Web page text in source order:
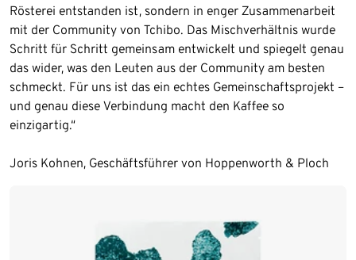
Rösterei entstanden ist, sondern in enger Zusammenarbeit
mit der Community von Tchibo. Das Mischverhältnis wurde
Schritt für Schritt gemeinsam entwickelt und spiegelt genau
das wider, was den Leuten aus der Community am besten
schmeckt. Für uns ist das ein echtes Gemeinschaftsprojekt –
und genau diese Verbindung macht den Kaffee so
einzigartig.“
Joris Kohnen, Geschäftsführer von Hoppenworth & Ploch